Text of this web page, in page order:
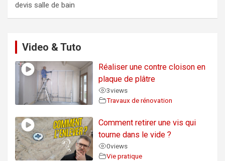
devis salle de bain
Video & Tuto
Réaliser une contre cloison en
plaque de plâtre
3views
Travaux de rénovation
Comment retirer une vis qui
tourne dans le vide ?
0views
Vie pratique